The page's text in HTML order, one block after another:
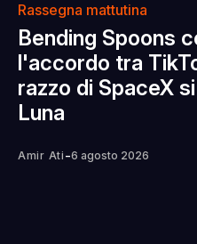
Rassegna mattutina
Bending Spoons
l'accordo tra
razzo di SpaceX
Luna
Amir Ati -6 agosto 2026